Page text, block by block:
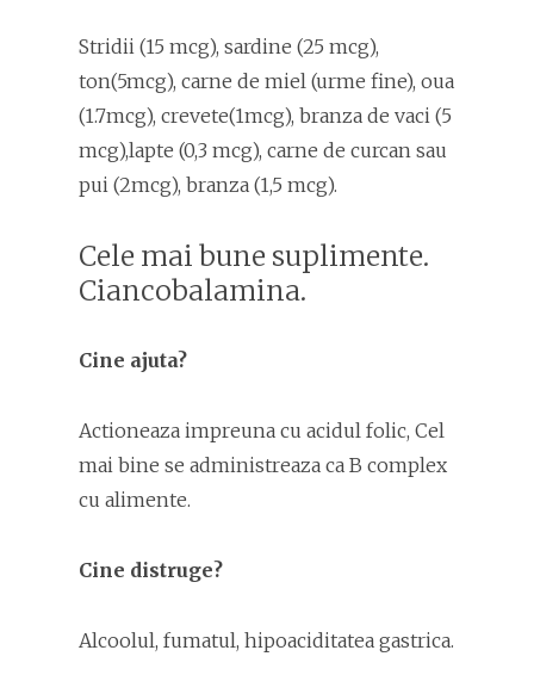
Stridii (15 mcg), sardine (25 mcg),
ton(5mcg), carne de miel (urme fine), oua
(1.7mcg), crevete(1mcg), branza de vaci (5
mcg),lapte (0,3 mcg), carne de curcan sau
pui (2mcg), branza (1,5 mcg).
Cele mai bune suplimente.
Ciancobalamina.
Cine ajuta?
Actioneaza impreuna cu acidul folic, Cel
mai bine se administreaza ca B complex
cu alimente.
Cine distruge?
Alcoolul, fumatul, hipoaciditatea gastrica.